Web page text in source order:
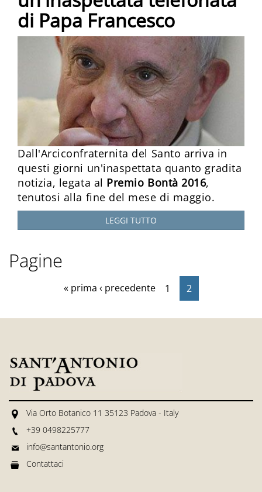
di Papa Francesco
Dall'Arciconfraternita del Santo arriva in
questi giorni un'inaspettata quanto gradita
notizia, legata al Premio Bontà 2016,
tenutosi alla fine del mese di maggio.
LEGGI TUTTO
Pagine
« prima ‹ precedente 1 2
Via Orto Botanico 11 35123 Padova - Italy
+39 0498225777
info@santantonio.org
Contattaci